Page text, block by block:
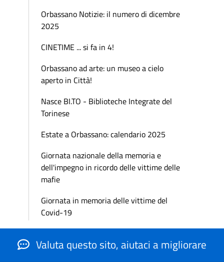
Orbassano Notizie: il numero di dicembre
2025
CINETIME ... si fa in 4!
Orbassano ad arte: un museo a cielo
aperto in Città!
Nasce BI.TO - Biblioteche Integrate del
Torinese
Estate a Orbassano: calendario 2025
Giornata nazionale della memoria e
dell'impegno in ricordo delle vittime delle
mafie
Giornata in memoria delle vittime del
Covid-19
Valuta questo sito, aiutaci a migliorare